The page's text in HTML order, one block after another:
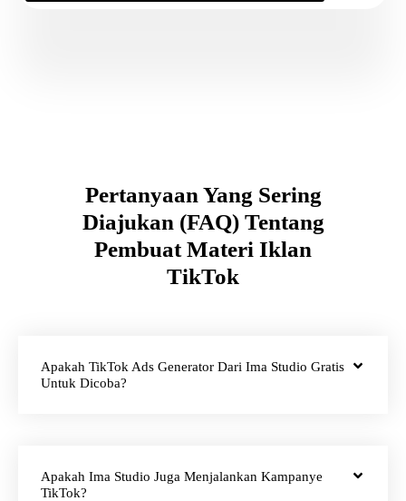
Pertanyaan Yang Sering
Diajukan (FAQ) Tentang
Pembuat Materi Iklan
TikTok
Apakah TikTok Ads Generator Dari Ima Studio Gratis
Untuk Dicoba?
Apakah Ima Studio Juga Menjalankan Kampanye
TikTok?